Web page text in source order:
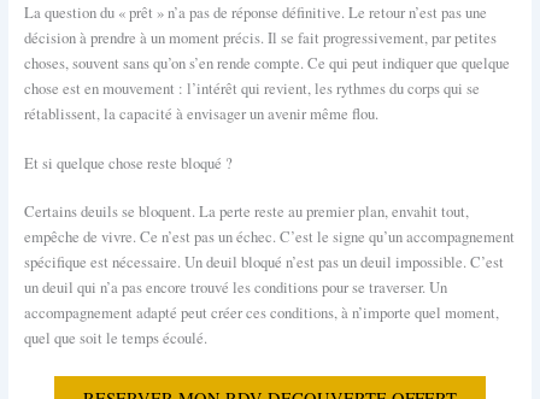
La question du « prêt » n’a pas de réponse définitive. Le retour n’est pas une
décision à prendre à un moment précis. Il se fait progressivement, par petites
choses, souvent sans qu’on s’en rende compte. Ce qui peut indiquer que quelque
chose est en mouvement : l’intérêt qui revient, les rythmes du corps qui se
rétablissent, la capacité à envisager un avenir même flou.
Et si quelque chose reste bloqué ?
Certains deuils se bloquent. La perte reste au premier plan, envahit tout,
empêche de vivre. Ce n’est pas un échec. C’est le signe qu’un accompagnement
spécifique est nécessaire. Un deuil bloqué n’est pas un deuil impossible. C’est
un deuil qui n’a pas encore trouvé les conditions pour se traverser. Un
accompagnement adapté peut créer ces conditions, à n’importe quel moment,
quel que soit le temps écoulé.